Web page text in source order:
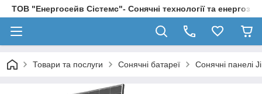
ТОВ "Енергосейв Сістемс"- Сонячні технології та
Товари та послуги Сонячні батареї Сонячні панелі